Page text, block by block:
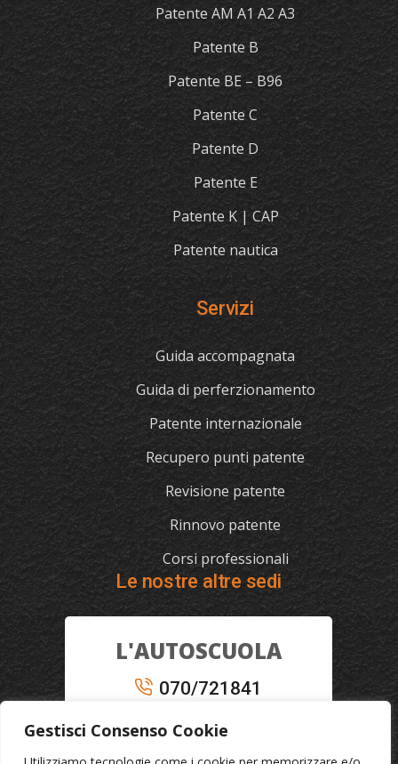
Gestisci Consenso Cookie
Patente AM A1 A2 A3
Patente B
Patente BE – B96
Patente C
Patente D
Patente E
Patente K | CAP
Patente nautica
Servizi
Guida accompagnata
Guida di perferzionamento
Patente internazionale
Recupero punti patente
Revisione patente
Rinnovo patente
Corsi professionali
Le nostre altre sedi
L'AUTOSCUOLA
070/721841